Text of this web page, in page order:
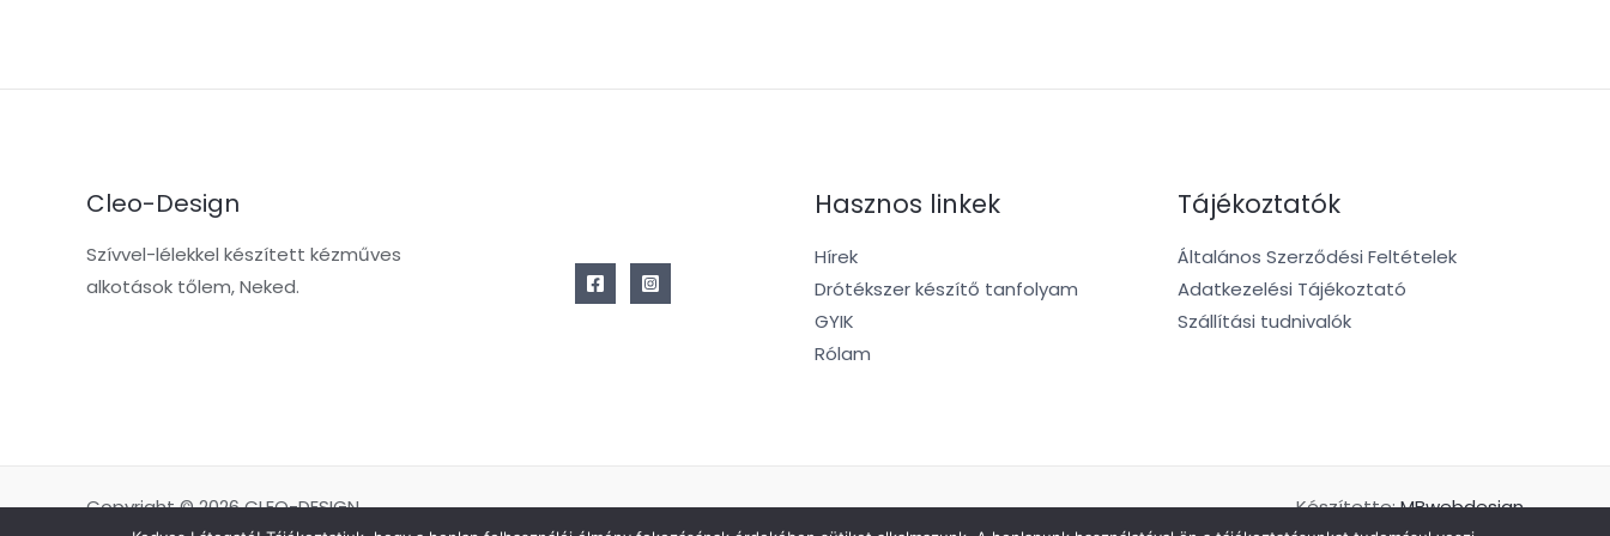
Cleo-Design
Szívvel-lélekkel készített kézműves
alkotások tőlem, Neked.
Hasznos linkek
Hírek
Drótékszer készítő tanfolyam
GYIK
Rólam
Tájékoztatók
Általános Szerződési Feltételek
Adatkezelési Tájékoztató
Szállítási tudnivalók
Copyright © 2026 CLEO-DESIGN Készítette:MBwebdesign